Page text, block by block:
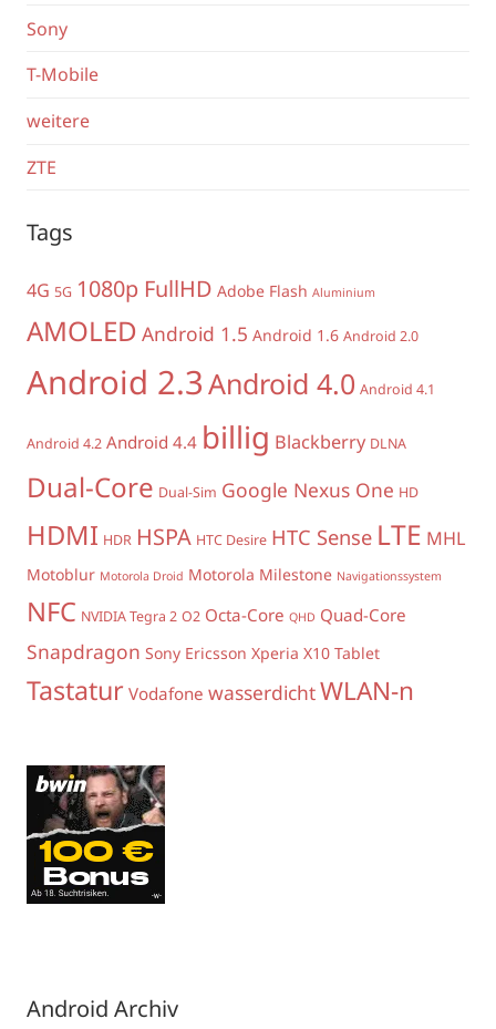
Sony
T-Mobile
weitere
ZTE
Tags
4G 5G 1080p FullHD Adobe Flash Aluminium
AMOLED Android 1.5 Android 1.6 Android 2.0
Android 2.3Android 4.0 Android 4.1
Android 4.2 Android 4.4 billig Blackberry DLNA
Dual-Core Dual-Sim Google Nexus One HD
HDMI HDR HSPA HTC Desire HTC Sense LTE MHL
Motoblur Motorola Droid Motorola Milestone Navigationssystem
NFC NVIDIA Tegra 2 O2 Octa-Core QHD Quad-Core
Snapdragon Sony Ericsson Xperia X10 Tablet
Tastatur Vodafone wasserdichtWLAN-n
Android Archiv